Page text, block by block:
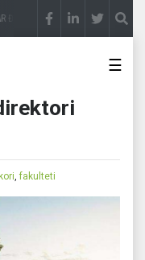
ĐURIĆ: Promocija potencijal
☰
,fakulteti